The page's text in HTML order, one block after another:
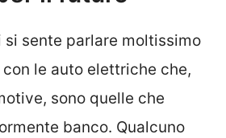
si sente parlare moltissimo
le auto elettriche che,
sono quelle che
banco. Qualcuno